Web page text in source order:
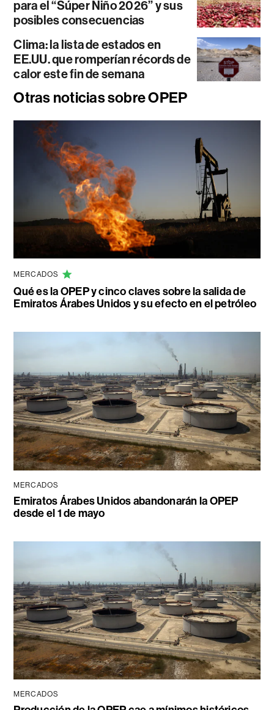
para el “Súper Niño 2026” y sus
posibles consecuencias
Clima: la lista de estados en
EE.UU. que romperían récords de
calor este fin de semana
Otras noticias sobre OPEP
MERCADOS
Qué es la OPEP y cinco claves sobre la salida de
Emiratos Árabes Unidos y su efecto en el petróleo
MERCADOS
Emiratos Árabes Unidos abandonarán la OPEP
desde el 1 de mayo
MERCADOS